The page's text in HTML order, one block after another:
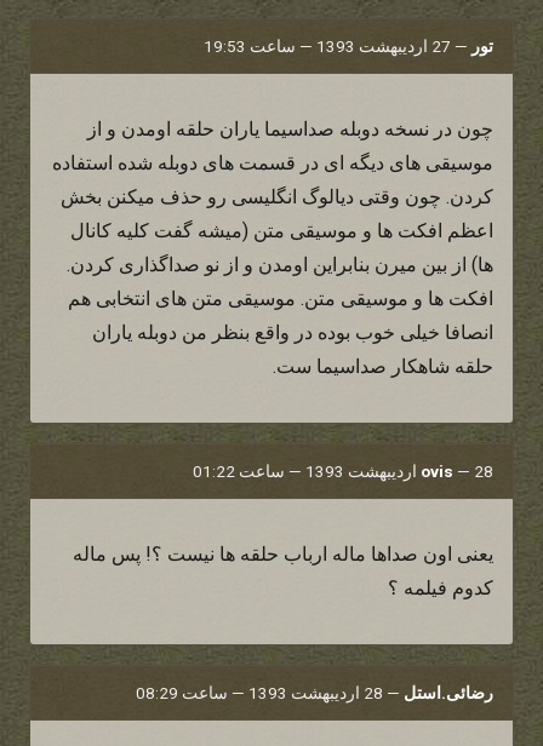
تور — 27 اردیبهشت 1393 — ساعت 19:53
چون در نسخه دوبله صداسیما یاران حلقه اومدن و از
موسیقی های دیگه ای در قسمت های دوبله شده استفاده
کردن. چون وقتی دیالوگ انگلیسی رو حذف میکنن بخش
اعظم افکت ها و موسیقی متن (میشه گفت کلیه کانال
ها) از بین میرن بنابراین اومدن و از نو صداگذاری کردن.
افکت ها و موسیقی متن. موسیقی متن های انتخابی هم
انصافا خیلی خوب بوده در واقع بنظر من دوبله یاران
حلقه شاهکار صداسیما ست.
ovis — 28 اردیبهشت 1393 — ساعت 01:22
یعنی اون صداها ماله ارباب حلقه ها نیست ؟! پس ماله
کدوم فیلمه ؟
رضائی.استل — 28 اردیبهشت 1393 — ساعت 08:29